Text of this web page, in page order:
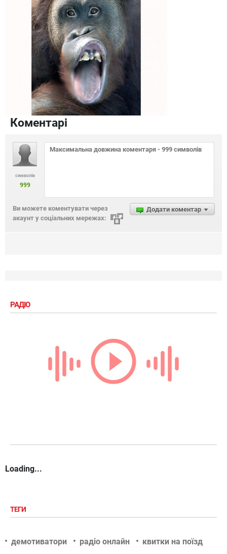
Коментарі
символів
999
Додати коментар
Ви можете коментувати через
акаунт у соціальних мережах:
РАДІО
Loading...
ТЕГИ
демотиватори радіо онлайн квитки на поїзд